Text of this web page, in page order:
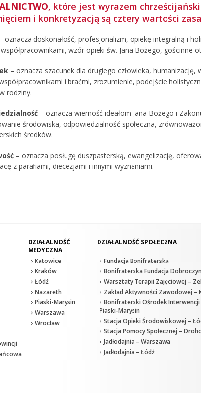
, które jest wyrazem
i konkretyzacją są cztery wartości
– oznacza doskonałość, profesjonalizm, opiekę integralną i
wzór opieki św. Jana Bożego, gościnne
– oznacza szacunek dla drugiego człowieka,
i braćmi, zrozumienie, podejście
rodziny.
– oznacza wierność ideałom Jana Bożego i
środowiska, odpowiedzialność społeczna,
środków.
– oznacza posługę duszpasterską, ewangelizację,
z parafiami, diecezjami i innymi wyznaniami.
DZIAŁALNOŚĆ
MEDYCZNA
Katowice
Kraków
Łódź
Nazareth
Piaski-Marysin
Warszawa
Wrocław
DZIAŁALNOŚĆ SPOŁECZNA
Fundacja Bonifraterska
Bonifraterska Fundacja
Warsztaty Terapii Zajęciowej –
Zakład Aktywności Zawodowej –
Bonifraterski Ośrodek Interwencji
Piaski-Marysin
Stacja Opieki Środowiskowej –
Stacja Pomocy Społecznej –
Jadłodajnia – Warszawa
Jadłodajnia – Łódź